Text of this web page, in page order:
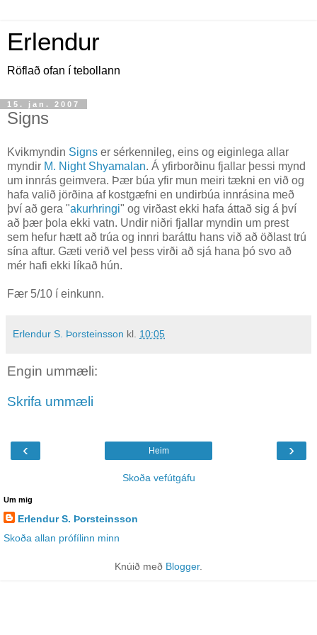
Erlendur
Röflað ofan í tebollann
15. jan. 2007
Signs
Kvikmyndin Signs er sérkennileg, eins og eiginlega allar
myndir M. Night Shyamalan. Á yfirborðinu fjallar þessi mynd
um innrás geimvera. Þær búa yfir mun meiri tækni en við og
hafa valið jörðina af kostgæfni en undirbúa innrásina með
því að gera "akurhringi" og virðast ekki hafa áttað sig á því
að þær þola ekki vatn. Undir niðri fjallar myndin um prest
sem hefur hætt að trúa og innri baráttu hans við að öðlast trú
sína aftur. Gæti verið vel þess virði að sjá hana þó svo að
mér hafi ekki líkað hún.
Fær 5/10 í einkunn.
Erlendur S. Þorsteinsson kl. 10:05
Engin ummæli:
Skrifa ummæli
‹ ›
Heim
Skoða vefútgáfu
Um mig
Erlendur S. Þorsteinsson
Skoða allan prófílinn minn
Knúið með Blogger.